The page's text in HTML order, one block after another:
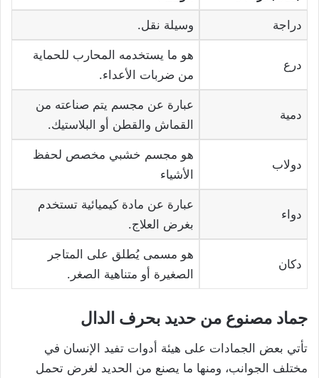
دراجة وسيلة نقل.
درع
هو ما يستخدمه المحارب للحماية
من ضربات الأعداء.
دمية
عبارة عن مجسم يتم صناعته من
القماش والقطن أو البلاستيك.
دولاب
هو مجسم خشبي مخصص لحفظ
الأشياء
دواء
عبارة عن مادة كيميائية تستخدم
بغرض العلاج.
دكان
هو مسمى يُطلق على المتاجر
الصغيرة أو متناهية الصغر.
جماد مصنوع من حديد بحرف الدال
تأتي بعض الجمادات على هيئة أدوات تفيد الإنسان في
مختلف الجوانب، ومنها ما يصنع من الحديد لغرض تحمل